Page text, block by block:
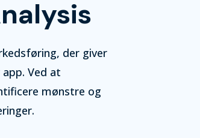
der giver
Ved at
mønstre og